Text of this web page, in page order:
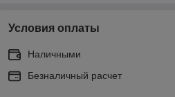
Условия оплаты
Наличными
Безналичный расчет